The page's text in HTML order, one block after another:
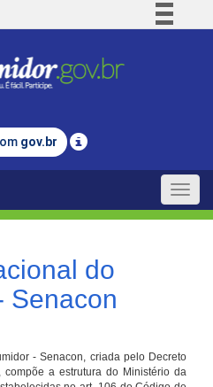
Comunica BR
Legislação
gov.br
Toggle
do
Senacon
- Senacon, criada pelo Decreto
a estrutura do Ministério da